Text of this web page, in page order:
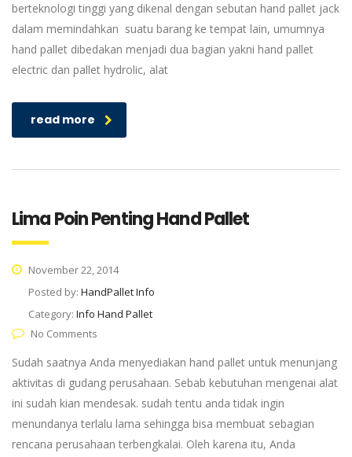
berteknologi tinggi yang dikenal dengan sebutan hand pallet jack
dalam memindahkan suatu barang ke tempat lain, umumnya
hand pallet dibedakan menjadi dua bagian yakni hand pallet
electric dan pallet hydrolic, alat
read more
Lima Poin Penting Hand Pallet
November 22, 2014
Posted by: HandPallet Info
Category: Info Hand Pallet
No Comments
Sudah saatnya Anda menyediakan hand pallet untuk menunjang
aktivitas di gudang perusahaan. Sebab kebutuhan mengenai alat
ini sudah kian mendesak. sudah tentu anda tidak ingin
menundanya terlalu lama sehingga bisa membuat sebagian
rencana perusahaan terbengkalai. Oleh karena itu, Anda